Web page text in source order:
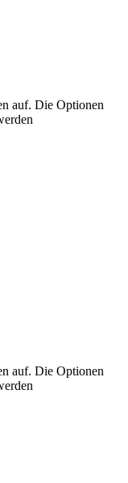
auf. Die Optionen
auf. Die Optionen